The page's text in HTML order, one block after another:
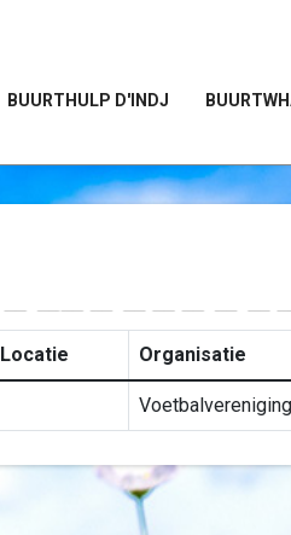
BUURTHULP D'INDJ
Locatie Organisatie